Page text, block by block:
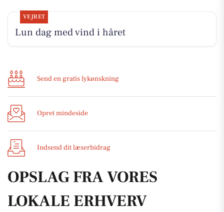
VEJRET
Lun dag med vind i håret
Send en gratis lykønskning
Opret mindeside
Indsend dit læserbidrag
OPSLAG FRA VORES
LOKALE ERHVERV